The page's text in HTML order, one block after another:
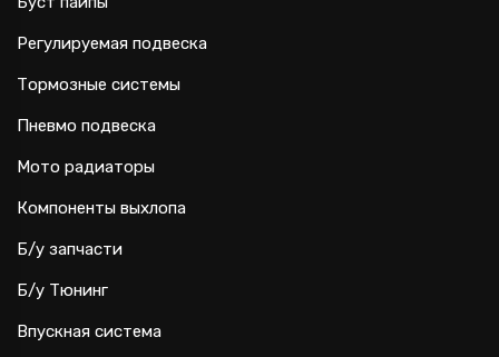
Регулируемая подвеска
Тормозные системы
Пневмо подвеска
Мото радиаторы
Компоненты выхлопа
Б/у запчасти
Б/у Тюнинг
Впускная система